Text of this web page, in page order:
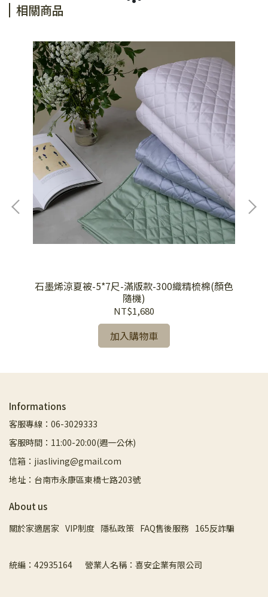
相關商品
石墨烯涼夏被-5*7尺-滿版款-300織精梳棉(顏色
隨機)
NT$1,680
加入購物車
Informations
客服專線：06-3029333
客服時間：11:00-20:00(週一公休)
信箱：jiasliving@gmail.com
地址：台南市永康區東橋七路203號
About us
關於家適居家 VIP制度 隱私政策 FAQ售後服務 165反詐騙
統編：42935164       營業人名稱：喜安企業有限公司